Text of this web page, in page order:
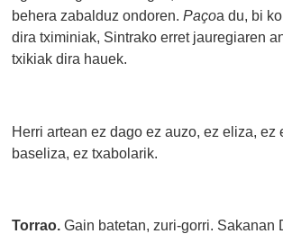
behera zabalduz ondoren.Paçoa du, bi
dira tximiniak, Sintrako erret jauregiaren
txikiak dira hauek.
Herri artean ez dago ez auzo, ez eliza, ez
baseliza, ez txabolarik.
Torrao.Gain batetan, zuri-gorri. Sakanan